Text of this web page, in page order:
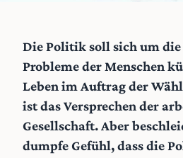
Die Politik soll sich um die
Probleme der Menschen
Leben im Auftrag der
ist das Versprechen der
Gesellschaft. Aber
dumpfe Gefühl, dass die